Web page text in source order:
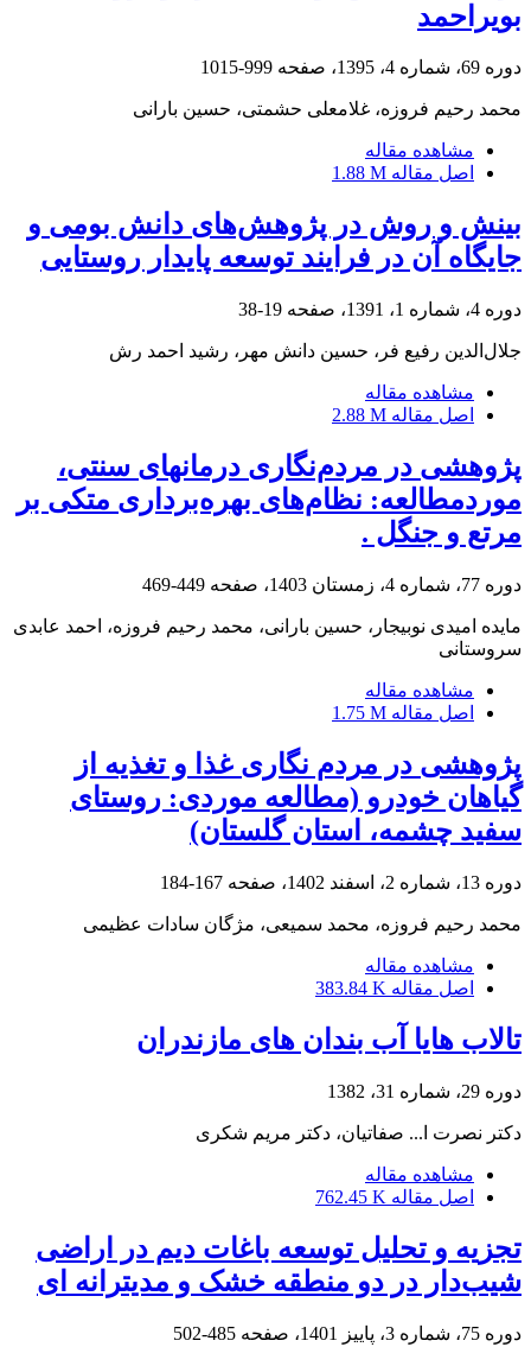
بویراحمد
دوره 69، شماره 4، 1395، صفحه 999-1015
محمد رحیم فروزه، غلامعلی حشمتی، حسین بارانی
مشاهده مقاله
اصل مقاله 1.88 M
بینش و روش در پژوهش‌های دانش بومی و
جایگاه آن در فرایند توسعه پایدار روستایی
دوره 4، شماره 1، 1391، صفحه 19-38
جلال‌الدین رفیع فر، حسین دانش مهر، رشید احمد رش
مشاهده مقاله
اصل مقاله 2.88 M
پژوهشی در مردم‌نگاری درمانهای سنتی،
موردمطالعه: نظام‌های بهره‌برداری متکی بر
مرتع و جنگل .
دوره 77، شماره 4، زمستان 1403، صفحه 449-469
مایده امیدی نوبیجار، حسین بارانی، محمد رحیم فروزه، احمد عابدی
سروستانی
مشاهده مقاله
اصل مقاله 1.75 M
پژوهشی در مردم نگاری غذا و تغذیه از
گیاهان خودرو (مطالعه موردی: روستای
سفید چشمه، استان گلستان)
دوره 13، شماره 2، اسفند 1402، صفحه 167-184
محمد رحیم فروزه، محمد سمیعی، مژگان سادات عظیمی
مشاهده مقاله
اصل مقاله 383.84 K
تالاب هایا آب بندان های مازندران
دوره 29، شماره 31، 1382
دکتر نصرت ا... صفاتیان، دکتر مریم شکری
مشاهده مقاله
اصل مقاله 762.45 K
تجزیه و تحلیل توسعه باغات دیم در اراضی
شیب‌دار در دو منطقه خشک و مدیترانه ای
دوره 75، شماره 3، پاییز 1401، صفحه 485-502